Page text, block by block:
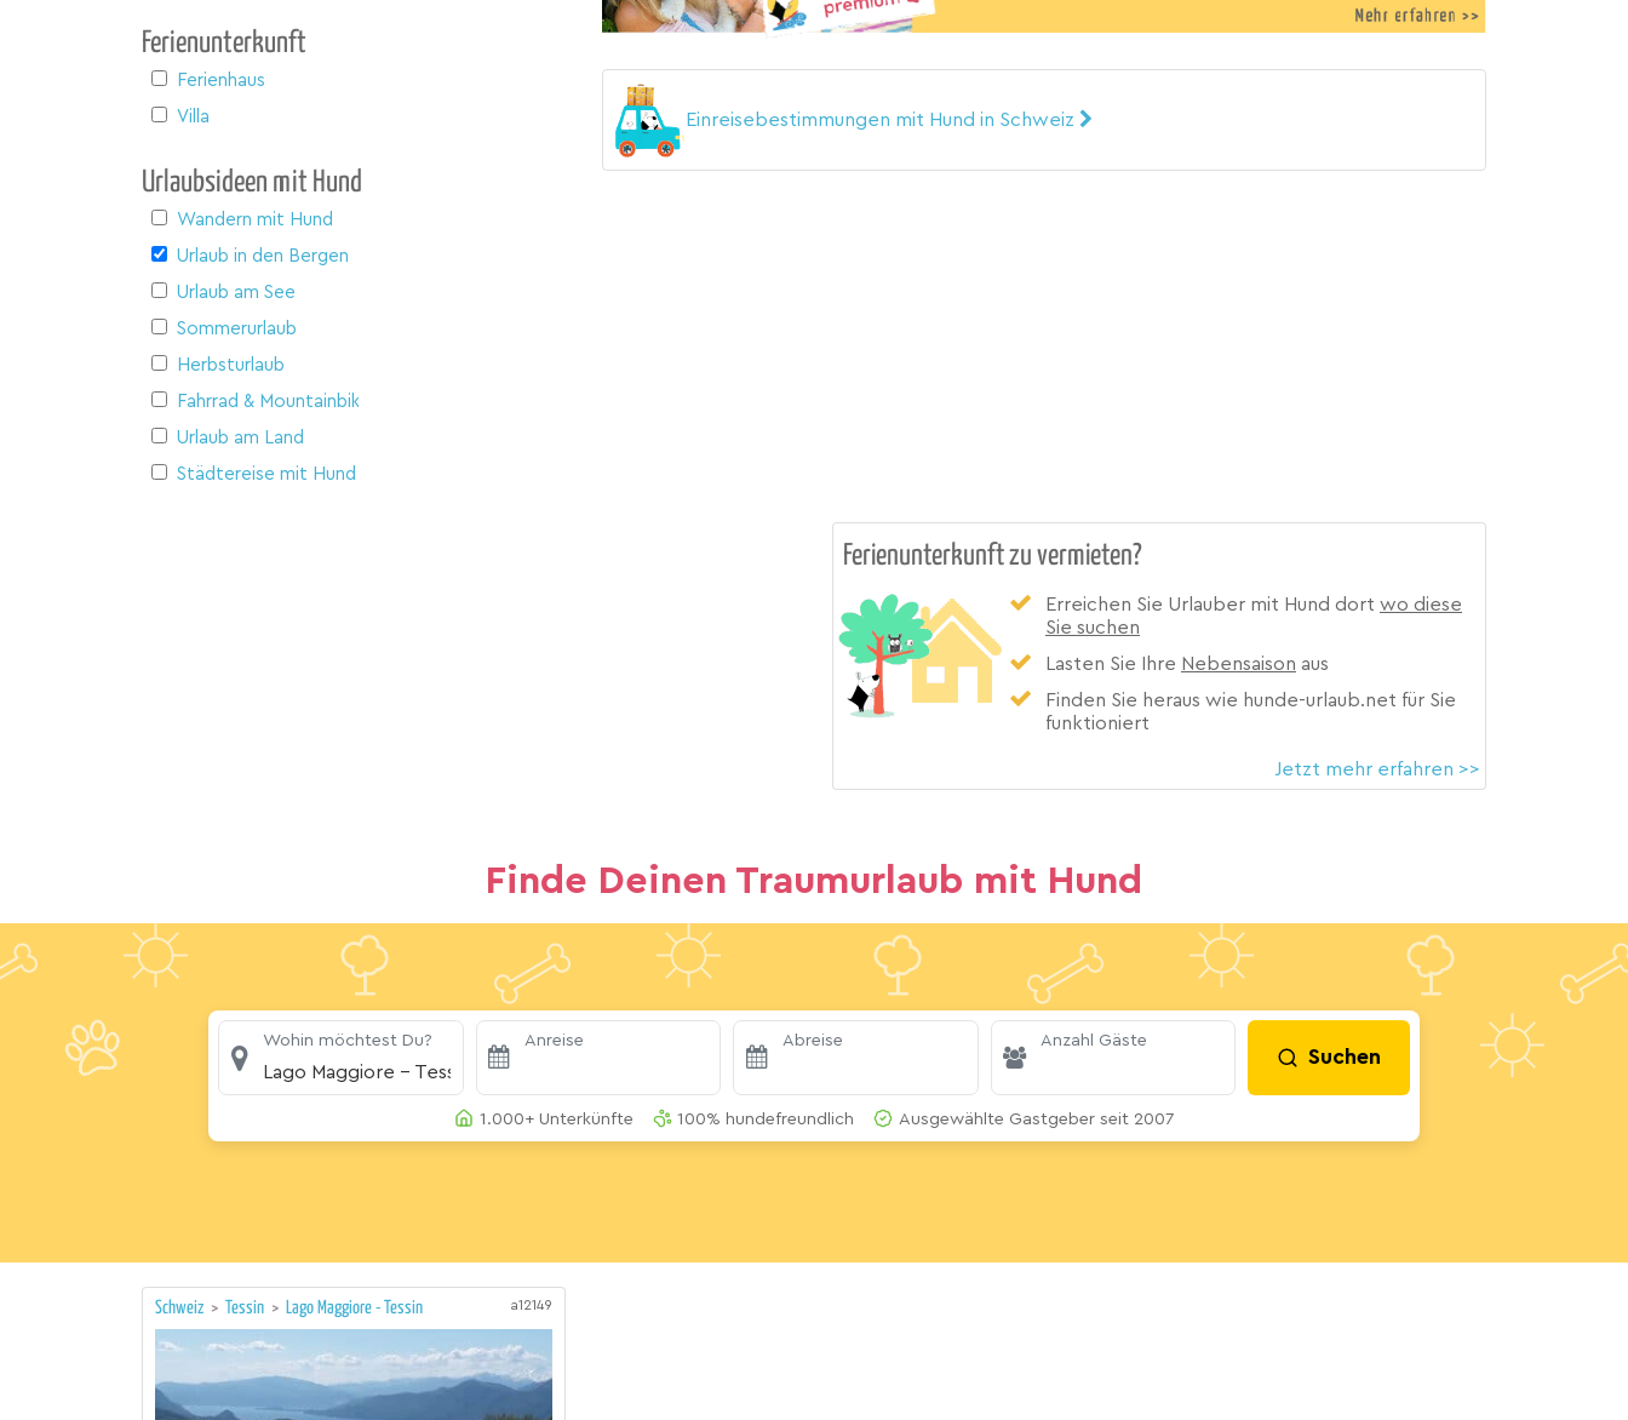
Ferienunterkunft
Ferienhaus
Villa
Urlaubsideen mit Hund
Wandern mit Hund
Urlaub in den Bergen
Urlaub am See
Sommerurlaub
Herbsturlaub
Fahrrad & Mountainbike
Urlaub am Land
Städtereise mit Hund
Einreisebestimmungen mit Hund in Schweiz
Ferienunterkunft zu vermieten?
Erreichen Sie Urlauber mit Hund dort wo diese
Sie suchen
Lasten Sie Ihre Nebensaison aus
Finden Sie heraus wie hunde-urlaub.net für Sie
funktioniert
Jetzt mehr erfahren >>
Finde Deinen Traumurlaub mit Hund
Wohin möchtest Du?
Lago Maggiore - Tessin
Anreise Abreise Anzahl Gäste
Suchen
1.000+ Unterkünfte 100% hundefreundlich Ausgewählte Gastgeber seit 2007
Schweiz > Tessin > Lago Maggiore - Tessin a12149